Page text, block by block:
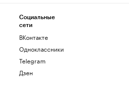
Социальные
сети
ВКонтакте
Одноклассники
Telegram
Дзен